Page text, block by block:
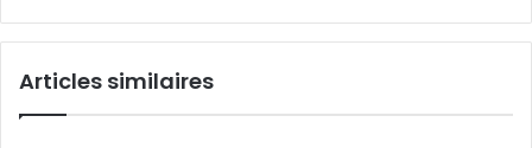
Articles similaires